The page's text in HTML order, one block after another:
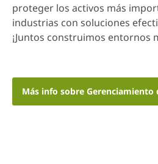
proteger los activos más
industrias con soluciones
¡Juntos construimos entornos
Más info sobre Gerenciamiento